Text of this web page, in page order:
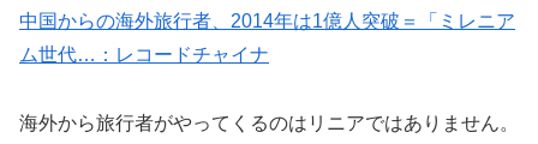
中国からの海外旅行者、2014年は1億人突破＝「ミレニア
ム世代…：レコードチャイナ
海外から旅行者がやってくるのはリニアではありません。